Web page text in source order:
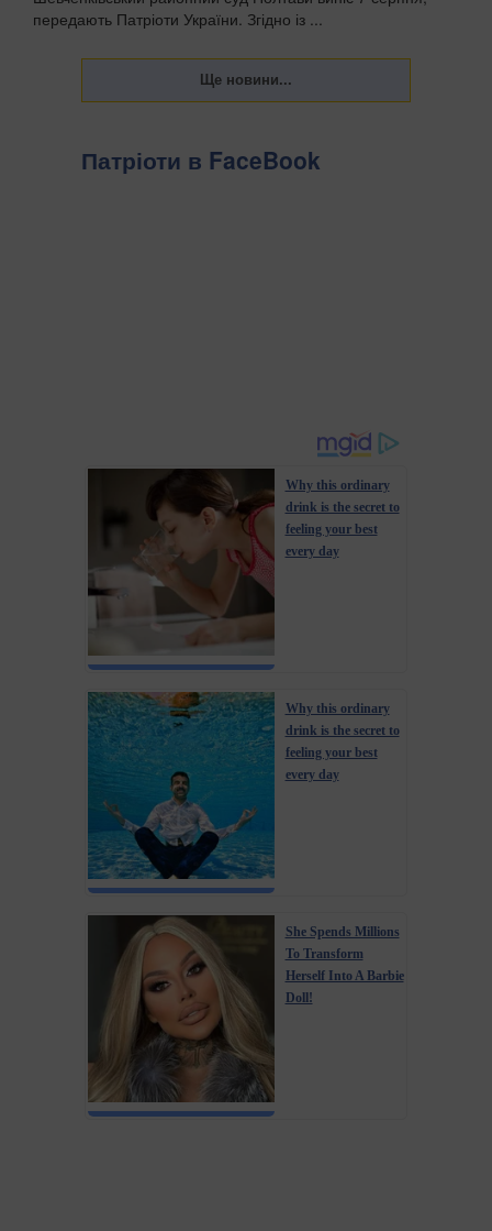
передають Патріоти України. Згідно із ...
Патріоти в FaceBook
Why this ordinary
drink is the secret to
feeling your best
every day
Why this ordinary
drink is the secret to
feeling your best
every day
She Spends Millions
To Transform
Herself Into A Barbie
Doll!